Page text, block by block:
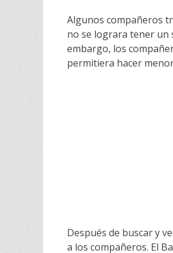
Algunos compañeros
no se lograra tener un
embargo, los
permitiera hacer
Después de buscar y
a los compañeros. El